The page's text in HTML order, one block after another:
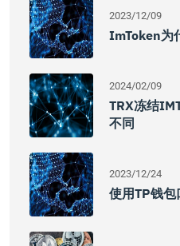
2023/12/09
ImToken为
2024/02/09
TRX冻结
不同
2023/12/24
使用TP钱包